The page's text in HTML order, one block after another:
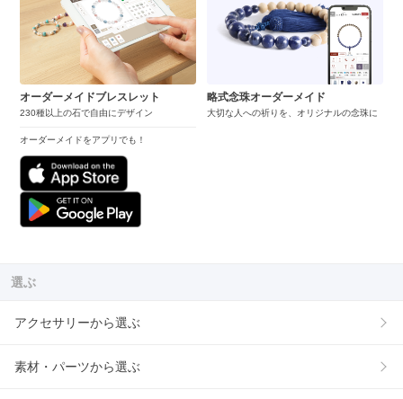
オーダーメイドブレスレット
230種以上の石で自由にデザイン
オーダーメイドをアプリでも！
略式念珠オーダーメイド
大切な人への祈りを、オリジナルの念珠に
選ぶ
アクセサリーから選ぶ
素材・パーツから選ぶ